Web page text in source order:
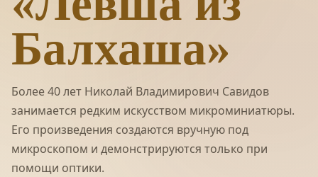
Балхаша»
Более 40 лет Николай Владимирович Савидов
занимается редким искусством микроминиатюры.
Его произведения создаются вручную под
микроскопом и демонстрируются только при
помощи оптики.